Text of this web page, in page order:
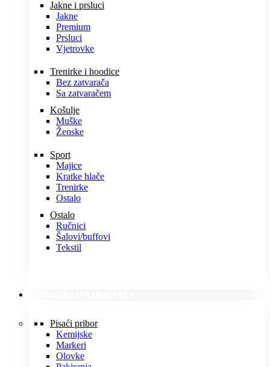
Jakne i prsluci
Jakne
Premium
Prsluci
Vjetrovke
Trenirke i hoodice
Bez zatvarača
Sa zatvaračem
Košulje
Muške
Ženske
Sport
Majice
Kratke hlače
Trenirke
Ostalo
Ostalo
Ručnici
Šalovi/buffovi
Tekstil
Pisaći pribor
Kemijske
Markeri
Olovke